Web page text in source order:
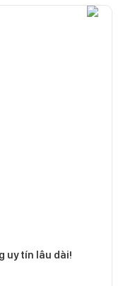
uy tín lâu dài!